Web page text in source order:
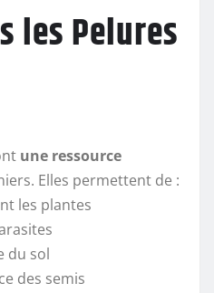
les Pelures
une ressource
Elles permettent de :
les plantes
du sol
des semis